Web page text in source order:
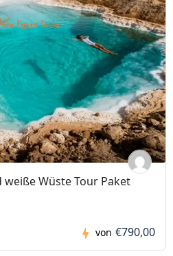
Wüste Tour Paket
von €790,00